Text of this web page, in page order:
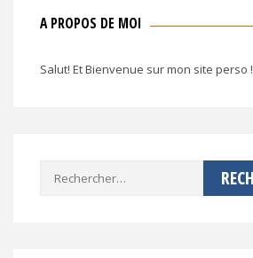
A PROPOS DE MOI
Salut! Et Bienvenue sur mon site perso !
Rechercher :